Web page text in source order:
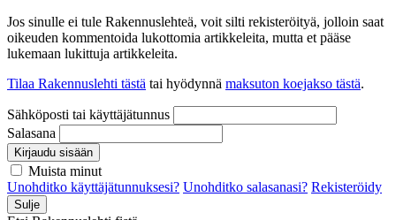
Jos sinulle ei tule Rakennuslehteä, voit silti rekisteröityä, jolloin saat
oikeuden kommentoida lukottomia artikkeleita, mutta et pääse
lukemaan lukittuja artikkeleita.
Tilaa Rakennuslehti tästä tai hyödynnä maksuton koejakso tästä.
Sähköposti tai käyttäjätunnus
Salasana
Kirjaudu sisään
Muista minut
Unohditko käyttäjätunnuksesi? Unohditko salasanasi? Rekisteröidy
Sulje